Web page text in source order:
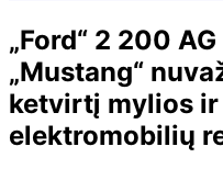
„Ford“ 2 200
„Mustang“
ketvirtį mylios ir
elektromobilių